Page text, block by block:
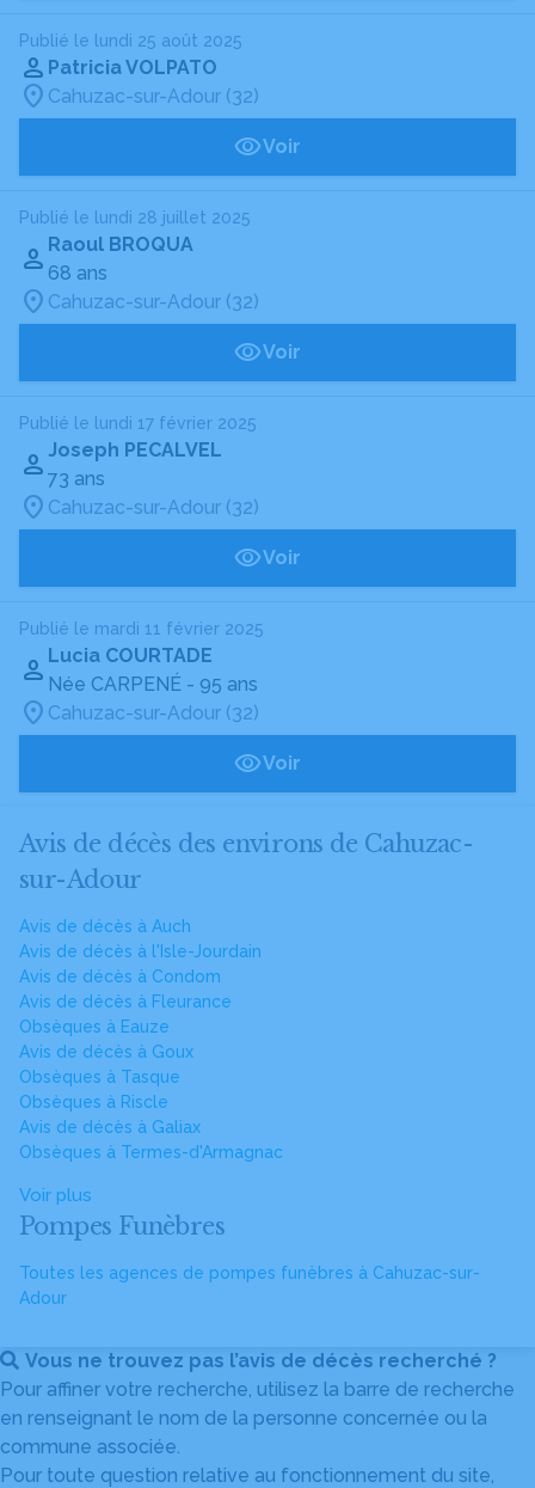
Publié le lundi 25 août 2025
Patricia VOLPATO
Cahuzac-sur-Adour (32)
Voir
Publié le lundi 28 juillet 2025
Raoul BROQUA
68 ans
Cahuzac-sur-Adour (32)
Voir
Publié le lundi 17 février 2025
Joseph PECALVEL
73 ans
Cahuzac-sur-Adour (32)
Voir
Publié le mardi 11 février 2025
Lucia COURTADE
Née CARPENÉ - 95 ans
Cahuzac-sur-Adour (32)
Voir
Avis de décès des environs de Cahuzac-
sur-Adour
Avis de décès à Auch
Avis de décès à l'Isle-Jourdain
Avis de décès à Condom
Avis de décès à Fleurance
Obsèques à Eauze
Avis de décès à Goux
Obsèques à Tasque
Obsèques à Riscle
Avis de décès à Galiax
Obsèques à Termes-d'Armagnac
Voir plus
Pompes Funèbres
Toutes les agences de pompes funèbres à Cahuzac-sur-
Adour
Vous ne trouvez pas l’avis de décès recherché ?
Pour affiner votre recherche, utilisez la barre de recherche
en renseignant le nom de la personne concernée ou la
commune associée.
Pour toute question relative au fonctionnement du site,